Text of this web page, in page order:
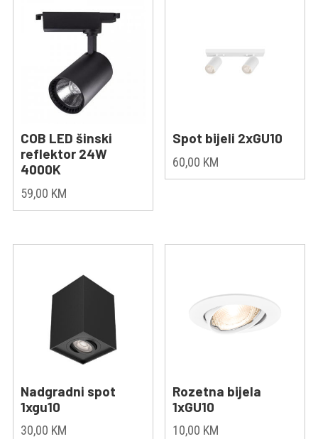
COB LED šinski
reflektor 24W
4000K
59,00 KM
Spot bijeli 2xGU10
60,00 KM
Nadgradni spot
1xgu10
30,00 KM
Rozetna bijela
1xGU10
10,00 KM